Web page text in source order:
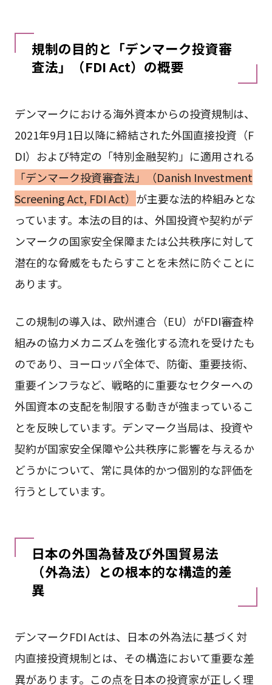
規制の目的と「デンマーク投資審
査法」（FDI Act）の概要
デンマークにおける海外資本からの投資規制は、
2021年9月1日以降に締結された外国直接投資（F
DI）および特定の「特別金融契約」に適用される
「デンマーク投資審査法」（Danish Investment
Screening Act, FDI Act） が主要な法的枠組みとな
っています。本法の目的は、外国投資や契約がデ
ンマークの国家安全保障または公共秩序に対して
潜在的な脅威をもたらすことを未然に防ぐことに
あります。
この規制の導入は、欧州連合（EU）がFDI審査枠
組みの協力メカニズムを強化する流れを受けたも
のであり、ヨーロッパ全体で、防衛、重要技術、
重要インフラなど、戦略的に重要なセクターへの
外国資本の支配を制限する動きが強まっているこ
とを反映しています。デンマーク当局は、投資や
契約が国家安全保障や公共秩序に影響を与えるか
どうかについて、常に具体的かつ個別的な評価を
行うとしています。
日本の外国為替及び外国貿易法
（外為法）との根本的な構造的差
異
デンマークFDI Actは、日本の外為法に基づく対
内直接投資規制とは、その構造において重要な差
異があります。この点を日本の投資家が正しく理